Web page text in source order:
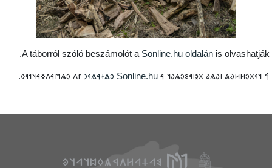
A táborról szóló beszámolót aSonline.hu oldalánis
‮𐲀 𐳦𐳁𐳂𐳛𐳢𐳢𐳜𐳖 𐳥𐳜𐳖𐳜 𐳂𐳉𐳥𐳁𐳘𐳛𐳖𐳜𐳦
Sonline.hu
𐳛𐳖𐳇𐳀𐳖𐳁𐳙
𐳐𐳤 𐳛𐳖𐳮𐳀𐳤𐳏𐳀𐳦𐳒𐳁𐳓.